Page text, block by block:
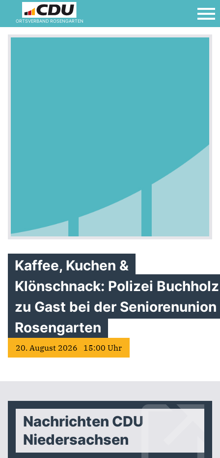
ORTSVERBAND ROSENGARTEN
Kaffee, Kuchen &
Klönschnack: Polizei Buchholz
zu Gast bei der Seniorenunion
Rosengarten
20. August 2026 15:00 Uhr
Nachrichten CDU
Niedersachsen